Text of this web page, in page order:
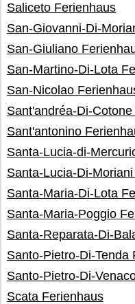
Saliceto Ferienhaus
San-Giovanni-Di-
San-Giuliano
San-Martino-Di-Lota
San-Nicolao
Sant'andréa-Di-
Sant'antonino
Santa-Lucia-di-
Santa-Lucia-Di-
Santa-Maria-Di-Lota
Santa-Maria-Poggio
Santa-Reparata-Di-
Santo-Pietro-Di-Tenda
Santo-Pietro-Di-
Scata Ferienhaus